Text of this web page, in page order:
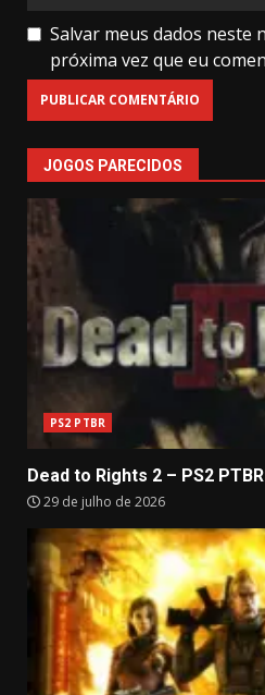
Salvar meus dados neste
próxima vez que eu
JOGOS PARECIDOS
PS2 PTBR
Dead to Rights 2 – PS2 PTBR
29 de julho de 2026